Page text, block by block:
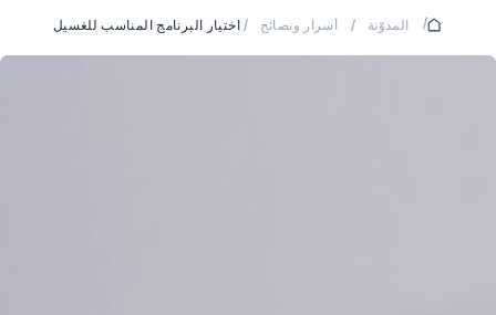
/ المدوّنة / أسرار ونصائح / اختيار البرنامج المناسب للغسيل